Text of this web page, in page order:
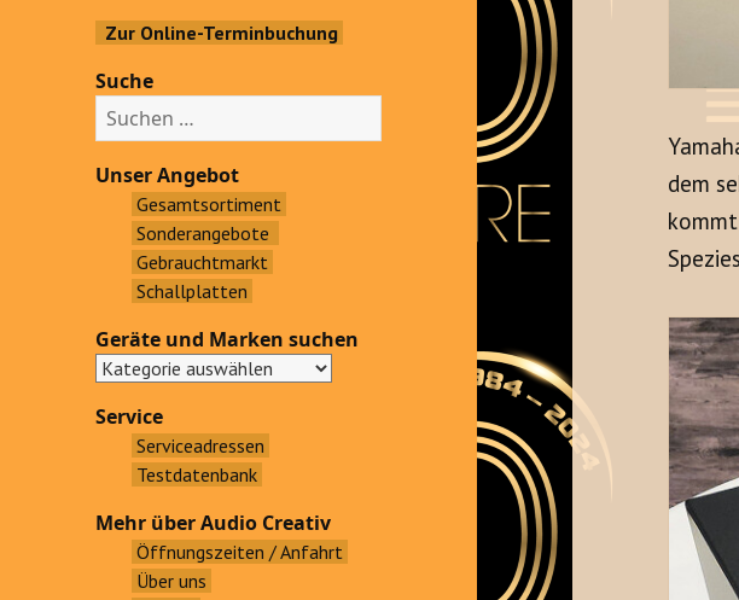
Zur Online-Terminbuchung
Suche
u
c
h
Unser Angebot
Gesamtsortiment
Sonderangebote
Gebrauchtmarkt
Schallplatten
Geräte und Marken suchen
Service
Serviceadressen
Testdatenbank
Mehr über Audio Creativ
Öffnungszeiten / Anfahrt
Über uns
dem